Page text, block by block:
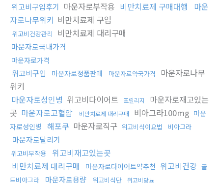
위고비구입후기 마운자로부작용 비만치료제 구매대행
마운
자로나무위키 비만치료제 구입
위고비건강관리 비만치료제 대리구매
마운자로국내가격
마운자로가격
위고비구입 마운자로정품판매 마운자로약국가격
마운자로나무
위키
마운자로성인병 위고비다이어트 프릴리지
마운자로재고있는
곳 마운자로고혈압 비만치료제 대리구매 비아그라100mg 마운
자로성인병
해포쿠 마운자로직구 위고비식이요법 비아그라
마운자로달리기
위고비부작용
위고비재고있는곳
비만치료제 대리구매
마운자로다이어트약추천 위고비건강 골
드비아그라
마운자로용량 위고비식단
위고비당뇨